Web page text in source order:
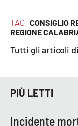
Buona Sanità
TAG CONSIGLIO
REGIONE
Tutti gli articoli di
PIÙ LETTI
Incidente